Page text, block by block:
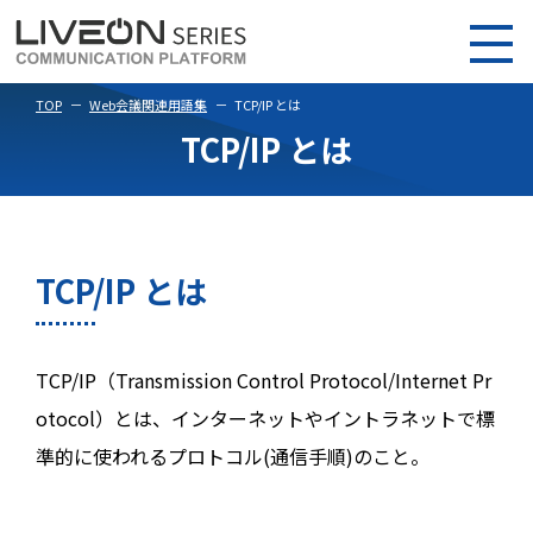
TOP Web会議関連用語集 TCP/IP とは
TCP/IP とは
TCP/IP とは
TCP/IP（Transmission Control Protocol/Internet Pr
otocol）とは、インターネットやイントラネットで標
準的に使われるプロトコル(通信手順)のこと。